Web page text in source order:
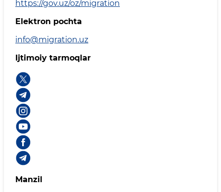
https://gov.uz/oz/migration
Elektron pochta
info@migration.uz
Ijtimoiy tarmoqlar
Manzil